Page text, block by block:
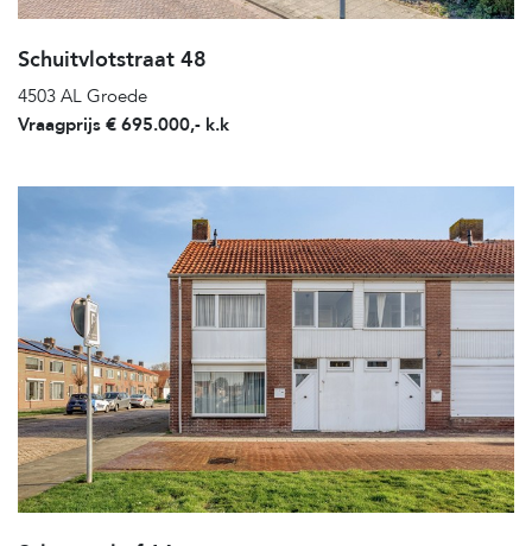
Schuitvlotstraat 48
4503 AL Groede
Vraagprijs € 695.000,- k.k